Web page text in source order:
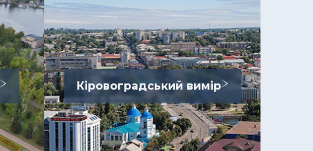
Кіровоградський вимір